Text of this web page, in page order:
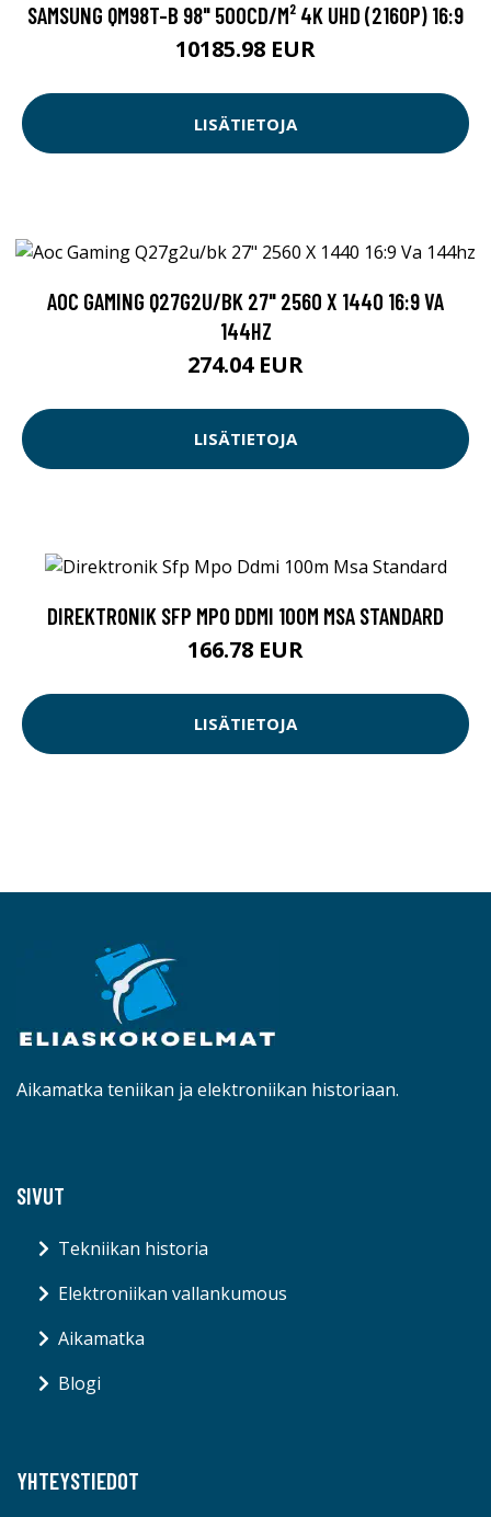
SAMSUNG QM98T-B 98" 500CD/M² 4K UHD (2160P) 16:9
10185.98 EUR
LISÄTIETOJA
AOC GAMING Q27G2U/BK 27" 2560 X 1440 16:9 VA
144HZ
274.04 EUR
LISÄTIETOJA
DIREKTRONIK SFP MPO DDMI 100M MSA STANDARD
166.78 EUR
LISÄTIETOJA
Aikamatka teniikan ja elektroniikan historiaan.
SIVUT
Tekniikan historia
Elektroniikan vallankumous
Aikamatka
Blogi
YHTEYSTIEDOT